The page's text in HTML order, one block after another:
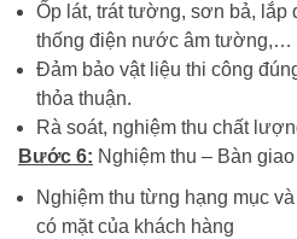
Ốp lát, trát tường, sơn bả, lắp
thống điện nước âm tường,…
Đảm bảo vật liệu thi công
thỏa thuận.
Rà soát, nghiệm thu chất
Bước 6: Nghiệm thu – Bàn
Nghiệm thu từng hạng mục
có mặt của khách hàng